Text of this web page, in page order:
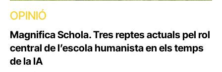
OPINIÓ
Magnifica Schola. Tres reptes actuals pel rol
central de l’escola humanista en els temps
de la IA